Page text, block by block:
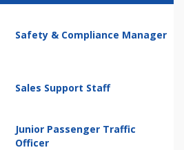
Safety & Compliance Manager
Sales Support Staff
Junior Passenger Traffic
Officer